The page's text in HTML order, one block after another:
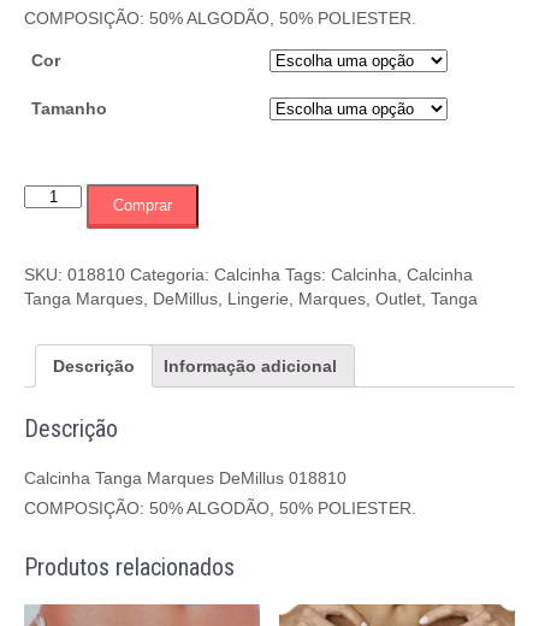
COMPOSIÇÃO: 50% ALGODÃO, 50% POLIESTER.
Cor
Tamanho
Calcinha
DeMillus
018810
Comprar
SKU: 018810 Categoria: Calcinha Tags: Calcinha Calcinha
Tanga Marques DeMillus Lingerie Marques Outlet Tanga
Descrição Informação adicional
Descrição
Calcinha Tanga Marques DeMillus 018810
COMPOSIÇÃO: 50% ALGODÃO, 50% POLIESTER.
Produtos relacionados